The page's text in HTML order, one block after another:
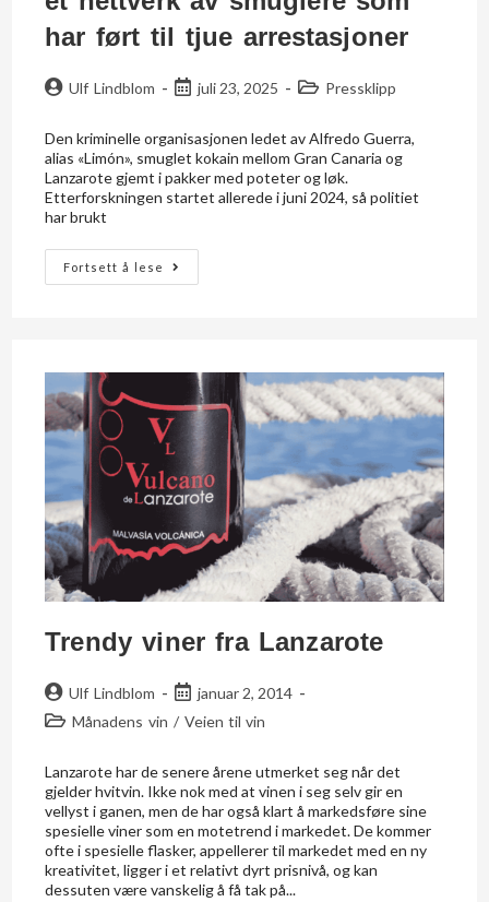
har ført til tjue arrestasjoner
Ulf Lindblom juli 23, 2025 Pressklipp
Den kriminelle organisasjonen ledet av Alfredo Guerra,
alias «Limón», smuglet kokain mellom Gran Canaria og
Lanzarote gjemt i pakker med poteter og løk.
Etterforskningen startet allerede i juni 2024, så politiet
har brukt
Fortsett å lese
Trendy viner fra Lanzarote
Ulf Lindblom
januar 2, 2014
Månadens vin / Veien til vin
Lanzarote har de senere årene utmerket seg når det
gjelder hvitvin. Ikke nok med at vinen i seg selv gir en
vellyst i ganen, men de har også klart å markedsføre sine
spesielle viner som en motetrend i markedet. De kommer
ofte i spesielle flasker, appellerer til markedet med en ny
kreativitet, ligger i et relativt dyrt prisnivå, og kan
dessuten være vanskelig å få tak på...